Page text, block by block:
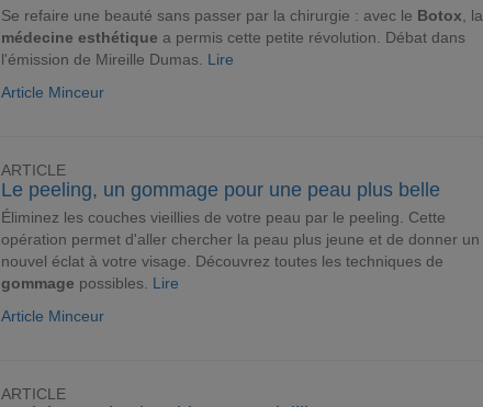
Se refaire une beauté sans passer par la chirurgie : avec le Botox , la
médecine esthétique a permis cette petite révolution. Débat dans
l'émission de Mireille Dumas. Lire
Article Minceur
ARTICLE
Le peeling, un gommage pour une peau plus belle
Éliminez les couches vieillies de votre peau par le peeling. Cette
opération permet d'aller chercher la peau plus jeune et de donner un
nouvel éclat à votre visage. Découvrez toutes les techniques de
gommage possibles. Lire
Article Minceur
ARTICLE